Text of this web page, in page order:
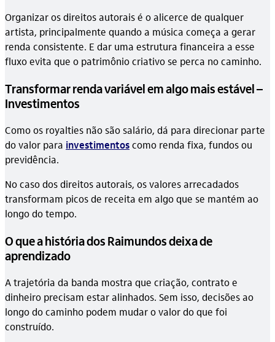
Organizar os direitos autorais é o alicerce de qualquer
artista, principalmente quando a música começa a gerar
renda consistente. E dar uma estrutura financeira a esse
fluxo evita que o patrimônio criativo se perca no caminho.
Transformar renda variável em algo mais estável –
Investimentos
Como os royalties não são salário, dá para direcionar parte
do valor para investimentoscomo renda fixa, fundos ou
previdência.
No caso dos direitos autorais, os valores arrecadados
transformam picos de receita em algo que se mantém ao
longo do tempo.
O que a história dos Raimundos deixa de
aprendizado
A trajetória da banda mostra que criação, contrato e
dinheiro precisam estar alinhados. Sem isso, decisões ao
longo do caminho podem mudar o valor do que foi
construído.